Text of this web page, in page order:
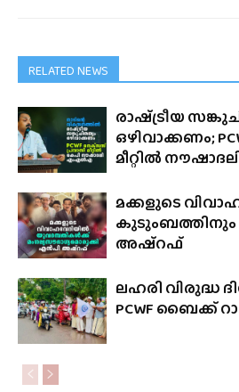
RELATED NEWS
രാഷ്‌ട്രീയ
ഒഴിവാക്കണം;
മീറ്റിൽ
മക്കളുടെ
കുടുംബത്തിനും
അഷ്‌റഫ്‌
ലഹരി വിരുദ്ധ
PCWF ബൈക്ക്